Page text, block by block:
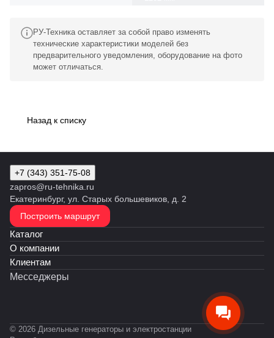
РУ-Техника оставляет за собой право изменять
технические характеристики моделей без
предварительного уведомления, оборудование на фото
может отличаться.
Назад к списку
+7 (343) 351-75-08
zapros@ru-tehnika.ru
Екатеринбург, ул. Старых большевиков, д. 2
Построить маршрут
Каталог
О компании
Клиентам
Месседжеры
© 2026 Дизельные генераторы и электростанции